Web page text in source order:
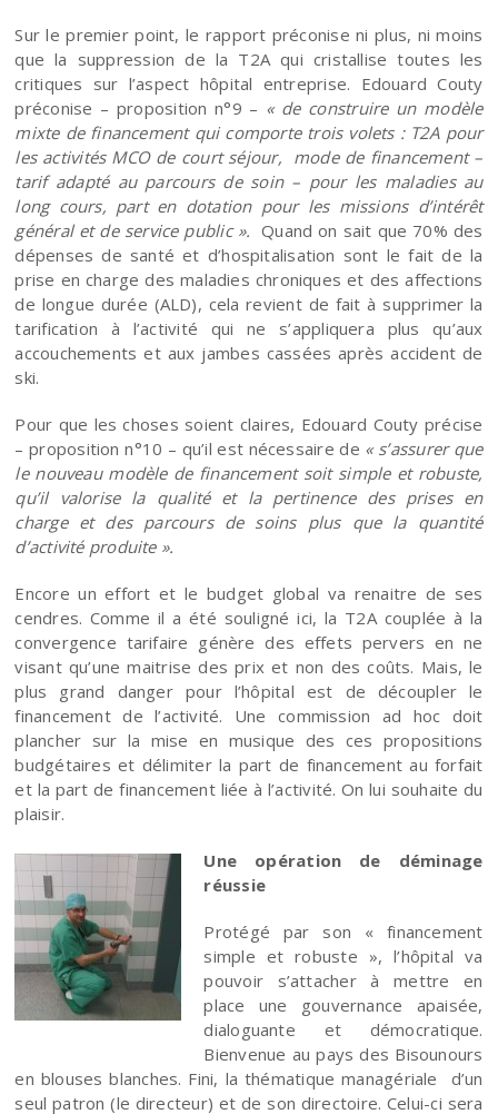
Sur le premier point, le rapport préconise ni plus, ni moins
que la suppression de la T2A qui cristallise toutes les
critiques sur l’aspect hôpital entreprise. Edouard Couty
préconise – proposition n°9 – « de construire un modèle
mixte de financement qui comporte trois volets : T2A pour
les activités MCO de court séjour, mode de financement –
tarif adapté au parcours de soin – pour les maladies au
long cours, part en dotation pour les missions d’intérêt
général et de service public ».Quand on sait que 70% des
dépenses de santé et d’hospitalisation sont le fait de la
prise en charge des maladies chroniques et des affections
de longue durée (ALD), cela revient de fait à supprimer la
tarification à l’activité qui ne s’appliquera plus qu’aux
accouchements et aux jambes cassées après accident de
ski.
Pour que les choses soient claires, Edouard Couty précise
– proposition n°10 – qu’il est nécessaire de « s’assurer que
le nouveau modèle de financement soit simple et robuste,
qu’il valorise la qualité et la pertinence des prises en
charge et des parcours de soins plus que la quantité
d’activité produite ».
Encore un effort et le budget global va renaitre de ses
cendres. Comme il a été souligné ici, la T2A couplée à la
convergence tarifaire génère des effets pervers en ne
visant qu’une maitrise des prix et non des coûts. Mais, le
plus grand danger pour l’hôpital est de découpler le
financement de l’activité. Une commission ad hoc doit
plancher sur la mise en musique des ces propositions
budgétaires et délimiter la part de financement au forfait
et la part de financement liée à l’activité. On lui souhaite du
plaisir.
Une opération de déminage
réussie
Protégé par son « financement
simple et robuste », l’hôpital va
pouvoir s’attacher à mettre en
place une gouvernance apaisée,
dialoguante et démocratique.
Bienvenue au pays des Bisounours
en blouses blanches. Fini, la thématique managériale d’un
seul patron (le directeur) et de son directoire. Celui-ci sera